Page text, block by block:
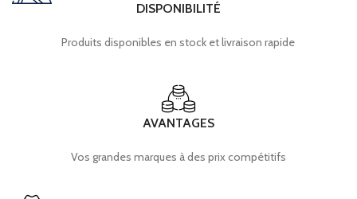
DISPONIBILITÉ
Produits disponibles en stock et livraison rapide
AVANTAGES
Vos grandes marques à des prix compétitifs